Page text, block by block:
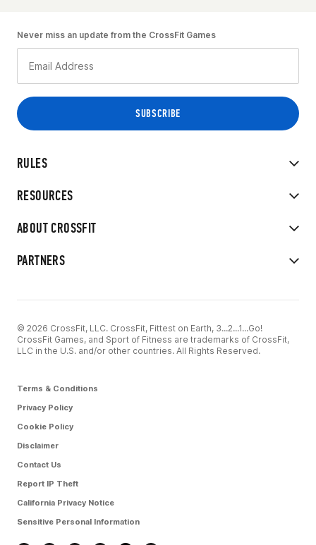
RULES
RESOURCES
ABOUT CROSSFIT
PARTNERS
Never miss an update from the CrossFit Games
© 2026 CrossFit, LLC. CrossFit, Fittest on Earth, 3...2...1...Go!
CrossFit Games, and Sport of Fitness are trademarks of CrossFit,
LLC in the U.S. and/or other countries. All Rights Reserved.
Terms & Conditions
Privacy Policy
Cookie Policy
Disclaimer
Contact Us
Report IP Theft
California Privacy Notice
Sensitive Personal Information